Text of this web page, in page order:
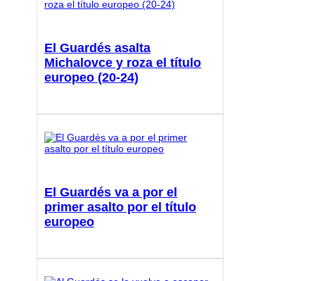
El Guardés asalta
Michalovce y roza el título
europeo (20-24)
El Guardés va a por el
primer asalto por el título
europeo